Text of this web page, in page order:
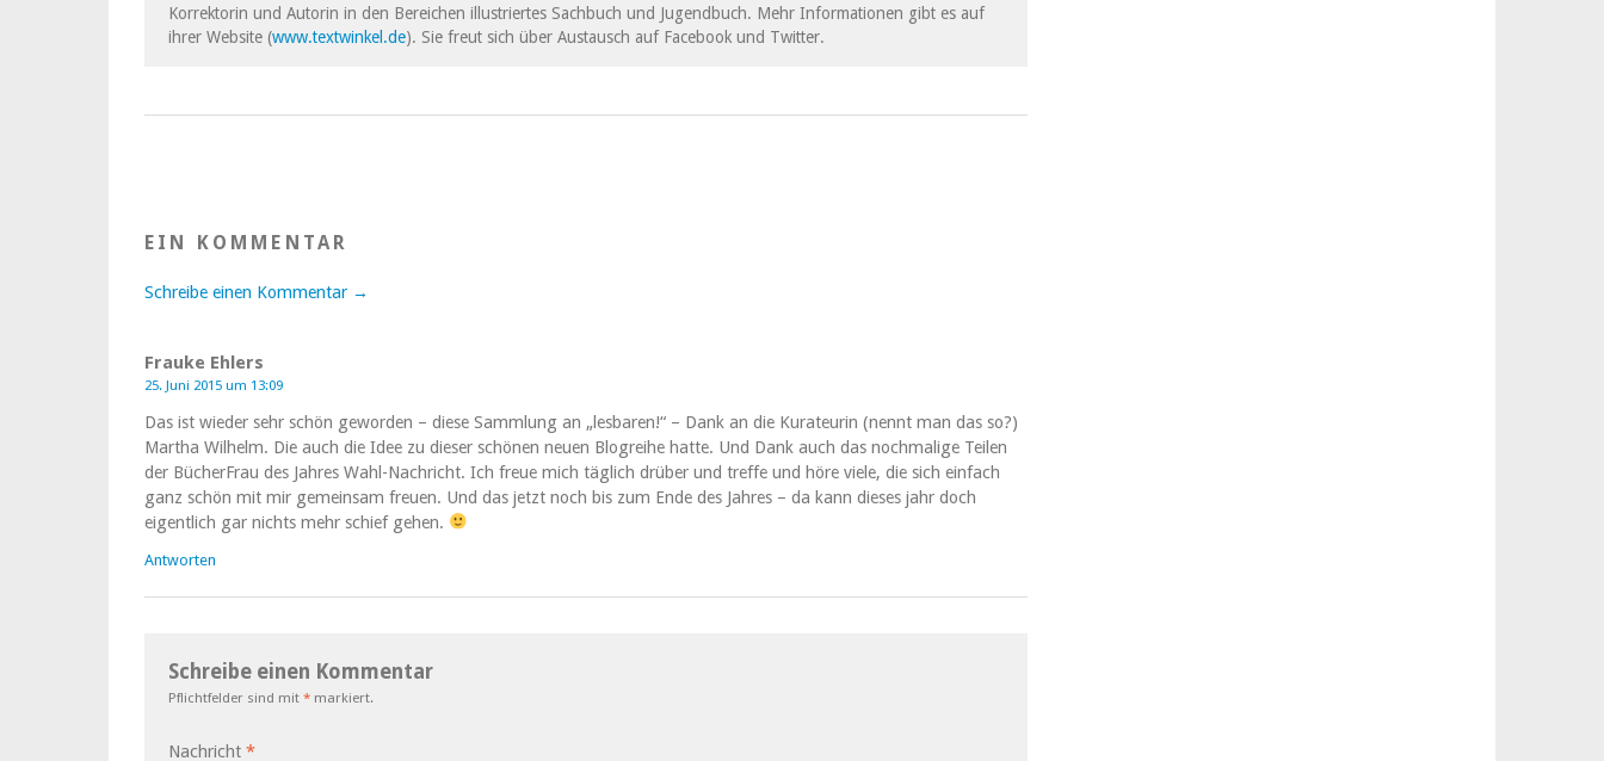
Korrektorin und Autorin in den Bereichen illustriertes Sachbuch und Jugendbuch. Mehr Informationen gibt es auf
ihrer Website (www.textwinkel.de). Sie freut sich über Austausch auf Facebook und Twitter.
EIN KOMMENTAR
Schreibe einen Kommentar →
Frauke Ehlers
25. Juni 2015 um 13:09
Das ist wieder sehr schön geworden – diese Sammlung an „lesbaren!“ – Dank an die Kurateurin (nennt man das so?)
Martha Wilhelm. Die auch die Idee zu dieser schönen neuen Blogreihe hatte. Und Dank auch das nochmalige Teilen
der BücherFrau des Jahres Wahl-Nachricht. Ich freue mich täglich drüber und treffe und höre viele, die sich einfach
ganz schön mit mir gemeinsam freuen. Und das jetzt noch bis zum Ende des Jahres – da kann dieses jahr doch
eigentlich gar nichts mehr schief gehen.
Antworten
Schreibe einen Kommentar
Pflichtfelder sind mit * markiert.
Nachricht *